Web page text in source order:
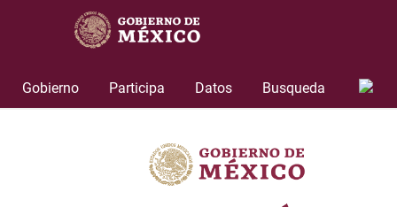
Gobierno Participa Datos Busqueda